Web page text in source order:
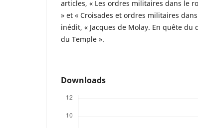
articles, « Les ordres militaires dans le
» et « Croisades et ordres militaires
inédit, « Jacques de Molay. En quête
du Temple ».
Downloads